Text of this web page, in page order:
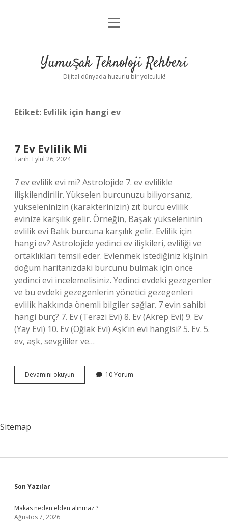
Anasayfa
Yasal Uyarı
menüyü
Yumuşak Teknoloji Rehberi
Dijital dünyada huzurlu bir yolculuk!
Etiket: Evlilik için hangi ev
7 Ev Evlilik Mi
Tarih: Eylül 26, 2024
7 ev evlilik evi mi? Astrolojide 7. ev evlilikle
ilişkilendirilir. Yükselen burcunuzu biliyorsanız,
yükseleninizin (karakterinizin) zıt burcu evlilik
evinize karşılık gelir. Örneğin, Başak yükseleninin
evlilik evi Balık burcuna karşılık gelir. Evlilik için
hangi ev? Astrolojide yedinci ev ilişkileri, evliliği ve
ortaklıkları temsil eder. Evlenmek istediğiniz kişinin
doğum haritanızdaki burcunu bulmak için önce
yedinci evi incelemelisiniz. Yedinci evdeki gezegenler
ve bu evdeki gezegenlerin yönetici gezegenleri
evlilik hakkında önemli bilgiler sağlar. 7 evin sahibi
hangi burç? 7. Ev (Terazi Evi) 8. Ev (Akrep Evi) 9. Ev
(Yay Evi) 10. Ev (Oğlak Evi) Aşk’ın evi hangisi? 5. Ev. 5.
ev, aşk, sevgililer ve…
Devamını okuyun
Ev
10 Yorum
Sitemap
Sidebar
Son Yazılar
Makas neden elden alınmaz ?
Ağustos 7, 2026